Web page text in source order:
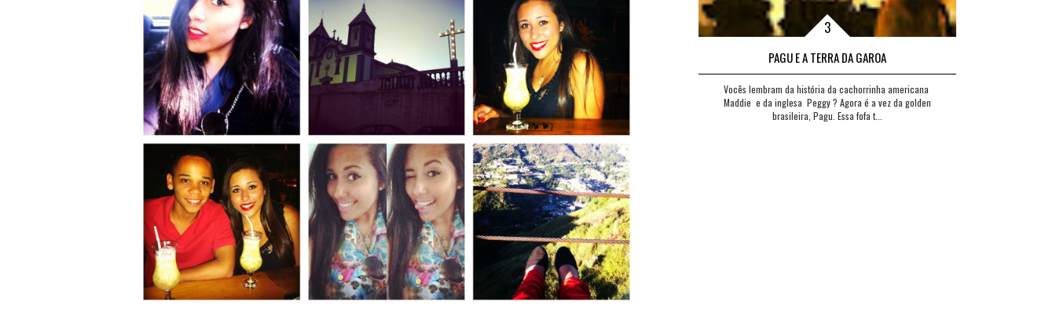
PAGU E A TERRA DA GAROA
Vocês lembram da história da cachorrinha americana
Maddie e da inglesa Peggy ? Agora é a vez da golden
brasileira, Pagu. Essa fofa t...